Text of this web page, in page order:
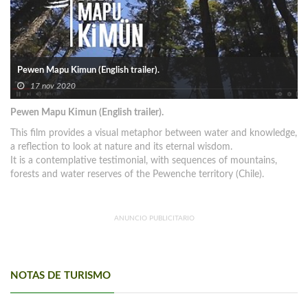
Pewen Mapu Kimun (English trailer).
17 nov 2020
Pewen Mapu Kimun (English trailer).
This film provides a visual metaphor between water and knowledge,
a reflection to look at nature and its eternal wisdom.
It is a contemplative testimonial, with sequences of mountains,
forests and water reserves of the Pewenche territory (Chile).
ANUNCIO PUBLICITARIO
NOTAS DE TURISMO